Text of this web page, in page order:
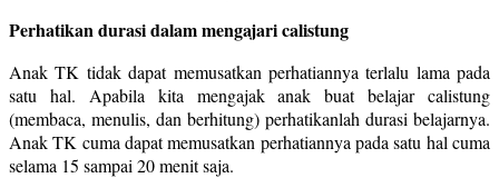
Perhatikan durasi dalam mengajari calistung
Anak TK tidak dapat memusatkan perhatiannya terlalu lama pada
satu hal. Apabila kita mengajak anak buat belajar calistung
(membaca, menulis, dan berhitung) perhatikanlah durasi belajarnya.
Anak TK cuma dapat memusatkan perhatiannya pada satu hal cuma
selama 15 sampai 20 menit saja.